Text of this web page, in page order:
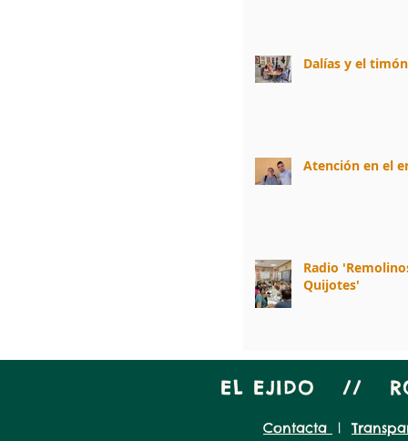
Dalías y el
Atención en el
Radio
Quijotes'
EL EJIDO //
Contacta |